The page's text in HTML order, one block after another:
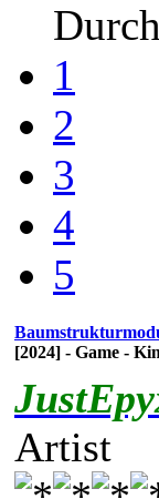
1
2
3
4
5
[2024] - Game -
Artist